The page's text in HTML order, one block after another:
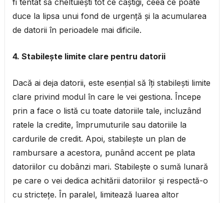
fi tentat să cheltuiești tot ce câștigi, ceea ce poate
duce la lipsa unui fond de urgență și la acumularea
de datorii în perioadele mai dificile.
4. Stabilește limite clare pentru datorii
Dacă ai deja datorii, este esențial să îți stabilești limite
clare privind modul în care le vei gestiona. Începe
prin a face o listă cu toate datoriile tale, incluzând
ratele la credite, împrumuturile sau datoriile la
cardurile de credit. Apoi, stabilește un plan de
rambursare a acestora, punând accent pe plata
datoriilor cu dobânzi mari. Stabilește o sumă lunară
pe care o vei dedica achitării datoriilor și respectă-o
cu strictețe. În paralel, limitează luarea altor